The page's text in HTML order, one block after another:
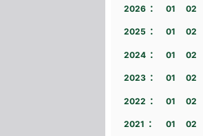
2026 : 01 02
2025 : 01 02
2024 : 01 02
2023 : 01 02
2022 : 01 02
2021 : 01 02